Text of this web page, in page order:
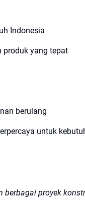
Indonesia
produk yang tepat
berulang
untuk
proyek